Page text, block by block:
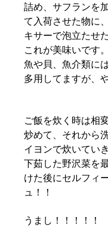
詰め、サフランを
て入荷させた物に
キサーで泡立たせ
⁡これが美味いです。⁡
魚や貝、魚介類に
多用してますが、
ご飯を炊く時は相
炒めて、それから
イヨンで炊いてい
下茹した野沢菜を
けた後にセルフィ
ュ！！⁡
⁡うまし！！！！！